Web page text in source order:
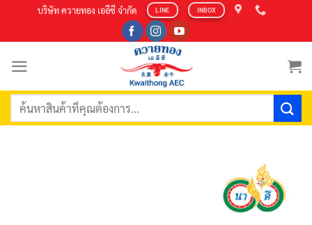
content
บริษัท ควายทอง เออีซี จำกัด LINE INBOX
ค้นหา: